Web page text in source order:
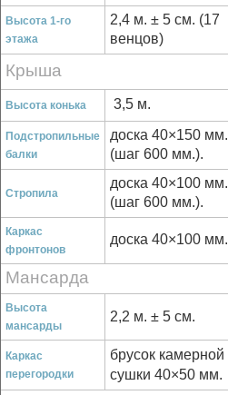
Высота 1-го
этажа
2,4 м. ± 5 см. (17
венцов)
Крыша
Высота конька 3,5 м.
Подстропильные
балки
доска 40×150 мм.
(шаг 600 мм.).
Стропила
доска 40×100 мм.
(шаг 600 мм.).
Каркас
фронтонов
доска 40×100 мм.
Мансарда
Высота
мансарды
2,2 м. ± 5 см.
Каркас
перегородки
брусок камерной
сушки 40×50 мм.